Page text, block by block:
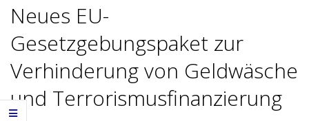
Neues EU-
Gesetzgebungspaket zur
Verhinderung von Geldwäsche
und Terrorismusfinanzierung